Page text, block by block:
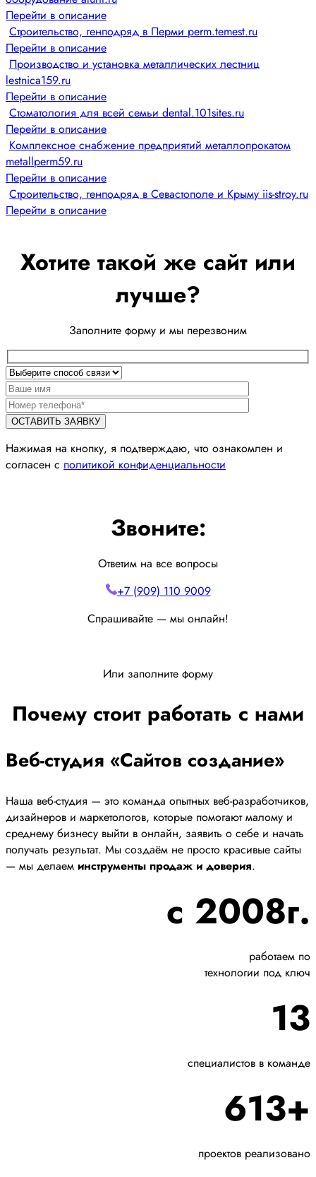
Перейти в описание
Строительство, генподряд в Перми perm.temest.ru
Перейти в описание
Производство и установка металлических лестниц
lestnica159.ru
Перейти в описание
Стоматология для всей семьи dental.101sites.ru
Перейти в описание
Комплексное снабжение предприятий металлопрокатом
metallperm59.ru
Перейти в описание
Строительство, генподряд в Севастополе и Крыму iis-stroy.ru
Перейти в описание
Хотите такой же сайт или
лучше?
Заполните форму и мы перезвоним
Нажимая на кнопку, я подтверждаю, что ознакомлен и
согласен с политикой конфиденциальности
Звоните:
Ответим на все вопросы
+7 (909) 110 9009
Спрашивайте — мы онлайн!
Или заполните форму
Почему стоит работать с нами
Веб-студия «Сайтов создание»
Наша веб-студия — это команда опытных веб-разработчиков,
дизайнеров и маркетологов, которые помогают малому и
среднему бизнесу выйти в онлайн, заявить о себе и начать
получать результат. Мы создаём не просто красивые сайты
— мы делаем инструменты продаж и доверия.
с 2008г.
работаем по
технологии под ключ
13
специалистов в команде
613+
проектов реализовано